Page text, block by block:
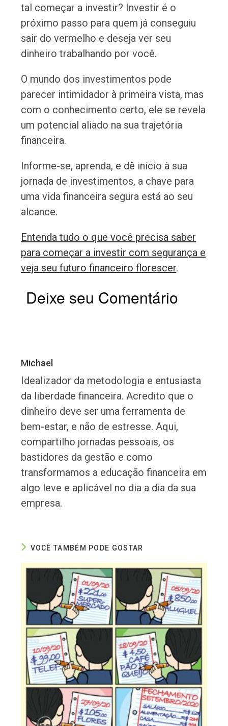
tal começar a investir? Investir é o
próximo passo para quem já conseguiu
sair do vermelho e deseja ver seu
dinheiro trabalhando por você.
O mundo dos investimentos pode
parecer intimidador à primeira vista, mas
com o conhecimento certo, ele se revela
um potencial aliado na sua trajetória
financeira.
Informe-se, aprenda, e dê início à sua
jornada de investimentos, a chave para
uma vida financeira segura está ao seu
alcance.
Entenda tudo o que você precisa saber
para começar a investir com segurança e
veja seu futuro financeiro florescer.
Deixe seu Comentário
Michael
Idealizador da metodologia e entusiasta
da liberdade financeira. Acredito que o
dinheiro deve ser uma ferramenta de
bem-estar, e não de estresse. Aqui,
compartilho jornadas pessoais, os
bastidores da gestão e como
transformamos a educação financeira em
algo leve e aplicável no dia a dia da sua
empresa.
VOCÊ TAMBÉM PODE GOSTAR